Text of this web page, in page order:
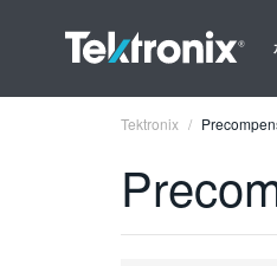
Tektronix